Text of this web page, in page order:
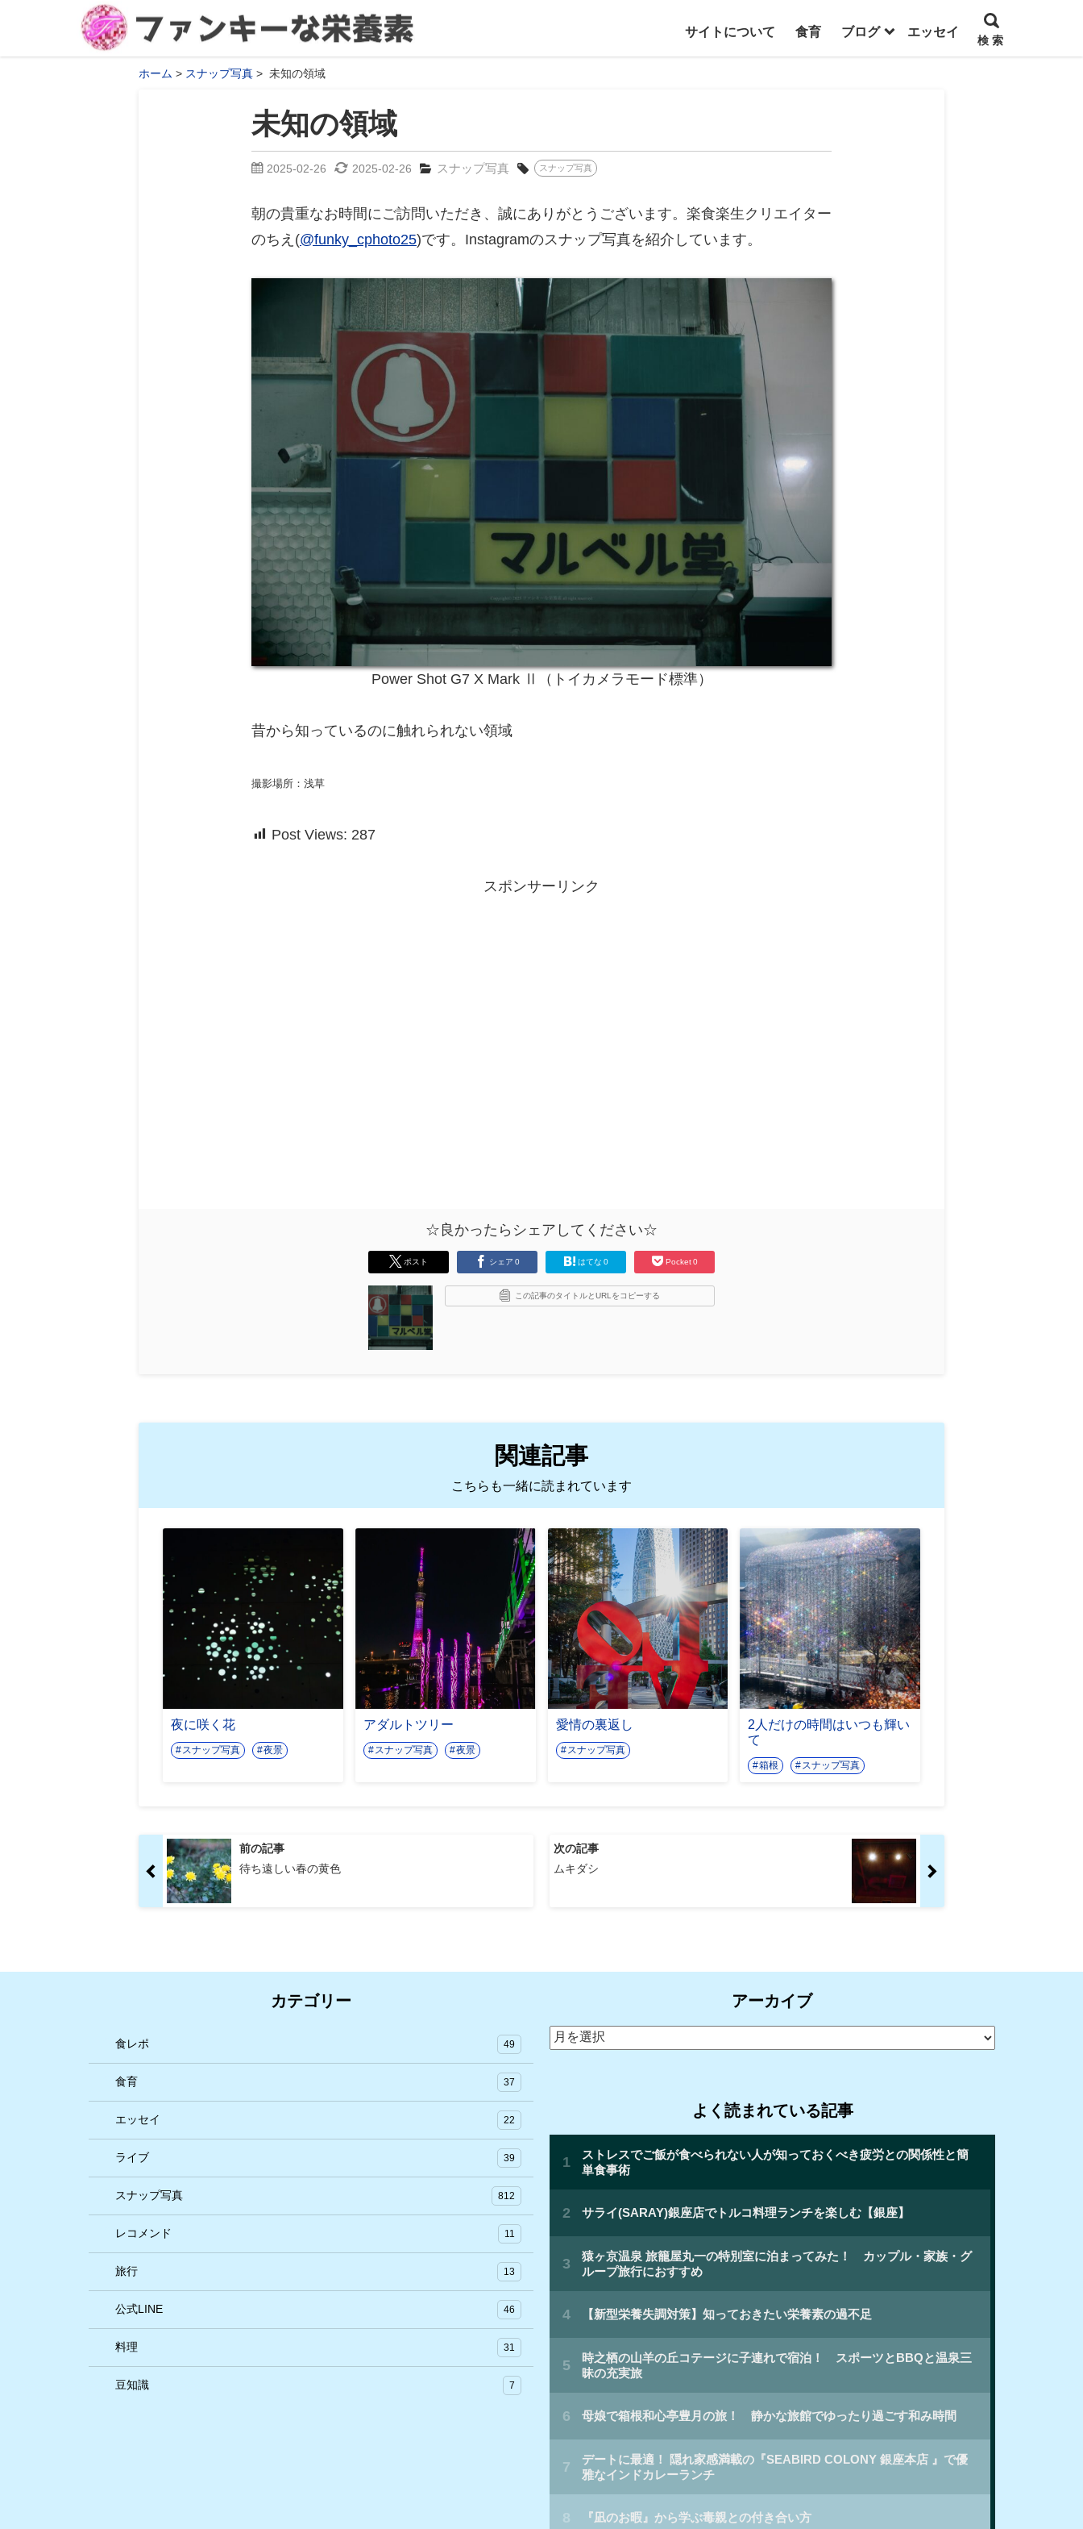
サイトについて 食育 ブログ エッセイ
検 索
ホーム スナップ写真 未知の領域
未知の領域
2025-02-26 2025-02-26 スナップ写真 スナップ写真
朝の貴重なお時間にご訪問いただき、誠にありがとうございます。楽食楽生クリエイター
のちえ(@funky_cphoto25)です。Instagramのスナップ写真を紹介しています。
Power Shot G7 X Mark Ⅱ（トイカメラモード標準）
昔から知っているのに触れられない領域
撮影場所：浅草
Post Views: 287
スポンサーリンク
☆良かったらシェアしてください☆
ポスト シェア 0 はてな 0 Pocket0
この記事のタイトルとURLをコピーする
関連記事
こちらも一緒に読まれています
夜に咲く花
スナップ写真 夜景
アダルトツリー
スナップ写真 夜景
愛情の裏返し
スナップ写真
2人だけの時間はいつも輝い
て
箱根 スナップ写真
前の記事
待ち遠しい春の黄色
次の記事
ムキダシ
カテゴリー
食レポ 49
食育 37
エッセイ 22
ライブ 39
スナップ写真 812
レコメンド 11
旅行 13
公式LINE 46
料理 31
豆知識 7
アーカイブ
ア
よく読まれている記事